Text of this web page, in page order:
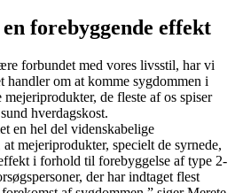
forebyggende effekt
forbundet med vores livsstil, har vi
handler om at komme sygdommen i
de fleste af os spiser
hverdagskost.
en hel del videnskabelige
mejeriprodukter, specielt de syrnede,
i forhold til forebyggelse af type 2-
der har indtaget flest